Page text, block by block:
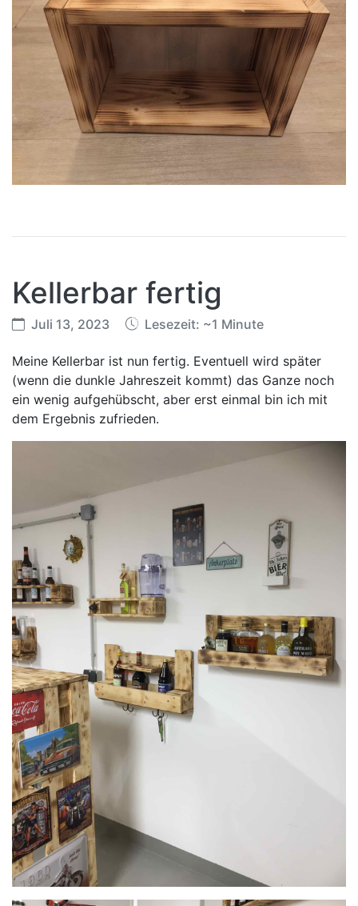
Kellerbar fertig
Juli 13, 2023 Lesezeit: ~1 Minute
Meine Kellerbar ist nun fertig. Eventuell wird später
(wenn die dunkle Jahreszeit kommt) das Ganze noch
ein wenig aufgehübscht, aber erst einmal bin ich mit
dem Ergebnis zufrieden.